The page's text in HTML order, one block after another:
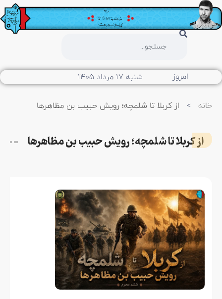
امروز شنبه ۱۷ مرداد ۱۴۰۵
خانه > از کربلا تا شلمچه؛ رویش حبیب‌ بن مظاهرها
از کربلا تا شلمچه؛ رویش حبیب‌ بن مظاهرها